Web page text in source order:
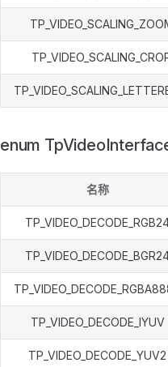
enum
名称
TP_VIDEO_DECODE_IYUV
TP_VIDEO_DECODE_YUV2